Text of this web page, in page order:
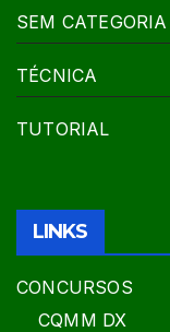
SEM CATEGORIA
TÉCNICA
TUTORIAL
LINKS
CONCURSOS
CQMM DX